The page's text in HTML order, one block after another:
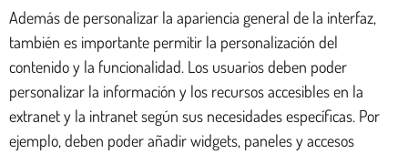
Además de personalizar la apariencia general de la interfaz,
también es importante permitir la personalización del
contenido y la funcionalidad. Los usuarios deben poder
personalizar la información y los recursos accesibles en la
extranet y la intranet según sus necesidades específicas. Por
ejemplo, deben poder añadir widgets, paneles y accesos